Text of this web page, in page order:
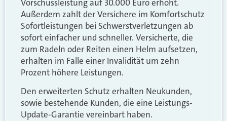
Vorschussleistung auf 30.000 Euro erhöht.
Außerdem zahlt der Versichere im Komfortschutz
Sofortleistungen bei Schwerstverletzungen ab
sofort einfacher und schneller. Versicherte, die
zum Radeln oder Reiten einen Helm aufsetzen,
erhalten im Falle einer Invalidität um zehn
Prozent höhere Leistungen.
Den erweiterten Schutz erhalten Neukunden,
sowie bestehende Kunden, die eine Leistungs-
Update-Garantie vereinbart haben.